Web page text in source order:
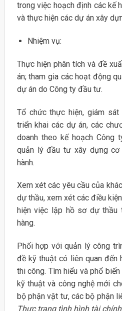
trong việc hoạch định các kế
và thực hiện các dự án xây
Nhiệm vụ:
Thực hiện phân tích và đề
án; tham gia các hoạt động
dự án do Công ty đầu tư.
Tổ chức thực hiện, giám
triển khai các dự án, các
doanh theo kế hoạch Công
quản lý đầu tư xây dựng cơ
hành.
Xem xét các yêu cầu của
dự thầu, xem xét các điều
hiện việc lập hồ sơ dự thầu
hàng.
Phối hợp với quản lý công
đề kỹ thuật có liên quan đến
thi công. Tìm hiểu và phổ
kỹ thuật và công nghệ mới
bộ phận vật tư, các bộ phận
Thực trạng tình hình tài